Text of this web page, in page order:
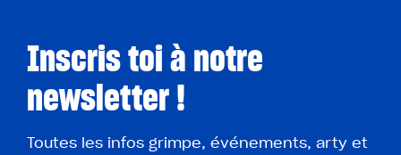
Inscris toi à notre
newsletter !
Toutes les infos grimpe, événements, arty et